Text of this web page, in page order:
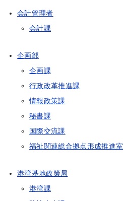
会計管理者
会計課
企画部
企画課
行政改革推進課
情報政策課
秘書課
国際交流課
福祉関連総合拠点形成推進室
港湾基地政策局
港湾課